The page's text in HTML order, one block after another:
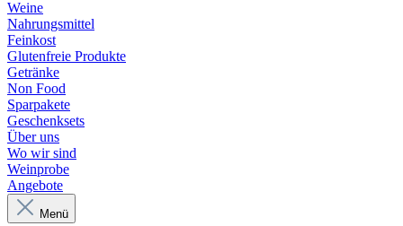
Weine
Nahrungsmittel
Feinkost
Glutenfreie Produkte
Getränke
Non Food
Sparpakete
Geschenksets
Über uns
Wo wir sind
Weinprobe
Angebote
Menü